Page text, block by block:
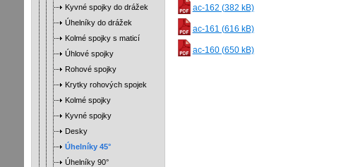
ac-162 (382 kB)
ac-161 (616 kB)
ac-160 (650 kB)
Kyvné spojky do drážek
Úhelníky do drážek
Kolmé spojky s maticí
Úhlové spojky
Rohové spojky
Krytky rohových spojek
Kolmé spojky
Kyvné spojky
Desky
Úhelníky 45°
Úhelníky 90°